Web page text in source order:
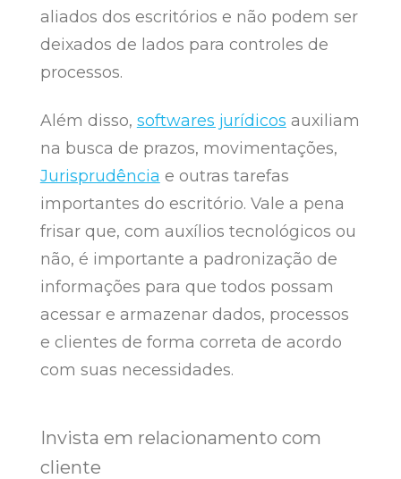
aliados dos escritórios e não podem ser
deixados de lados para controles de
processos.
Além disso, softwares jurídicos auxiliam
na busca de prazos, movimentações,
Jurisprudência e outras tarefas
importantes do escritório. Vale a pena
frisar que, com auxílios tecnológicos ou
não, é importante a padronização de
informações para que todos possam
acessar e armazenar dados, processos
e clientes de forma correta de acordo
com suas necessidades.
Invista em relacionamento com
cliente